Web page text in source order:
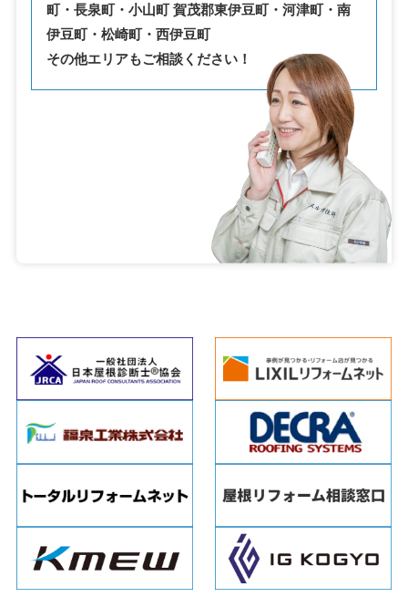
町・⾧泉町・小山町 賀茂郡東伊豆町・河津町・南
伊豆町・松崎町・西伊豆町
その他エリアもご相談ください！